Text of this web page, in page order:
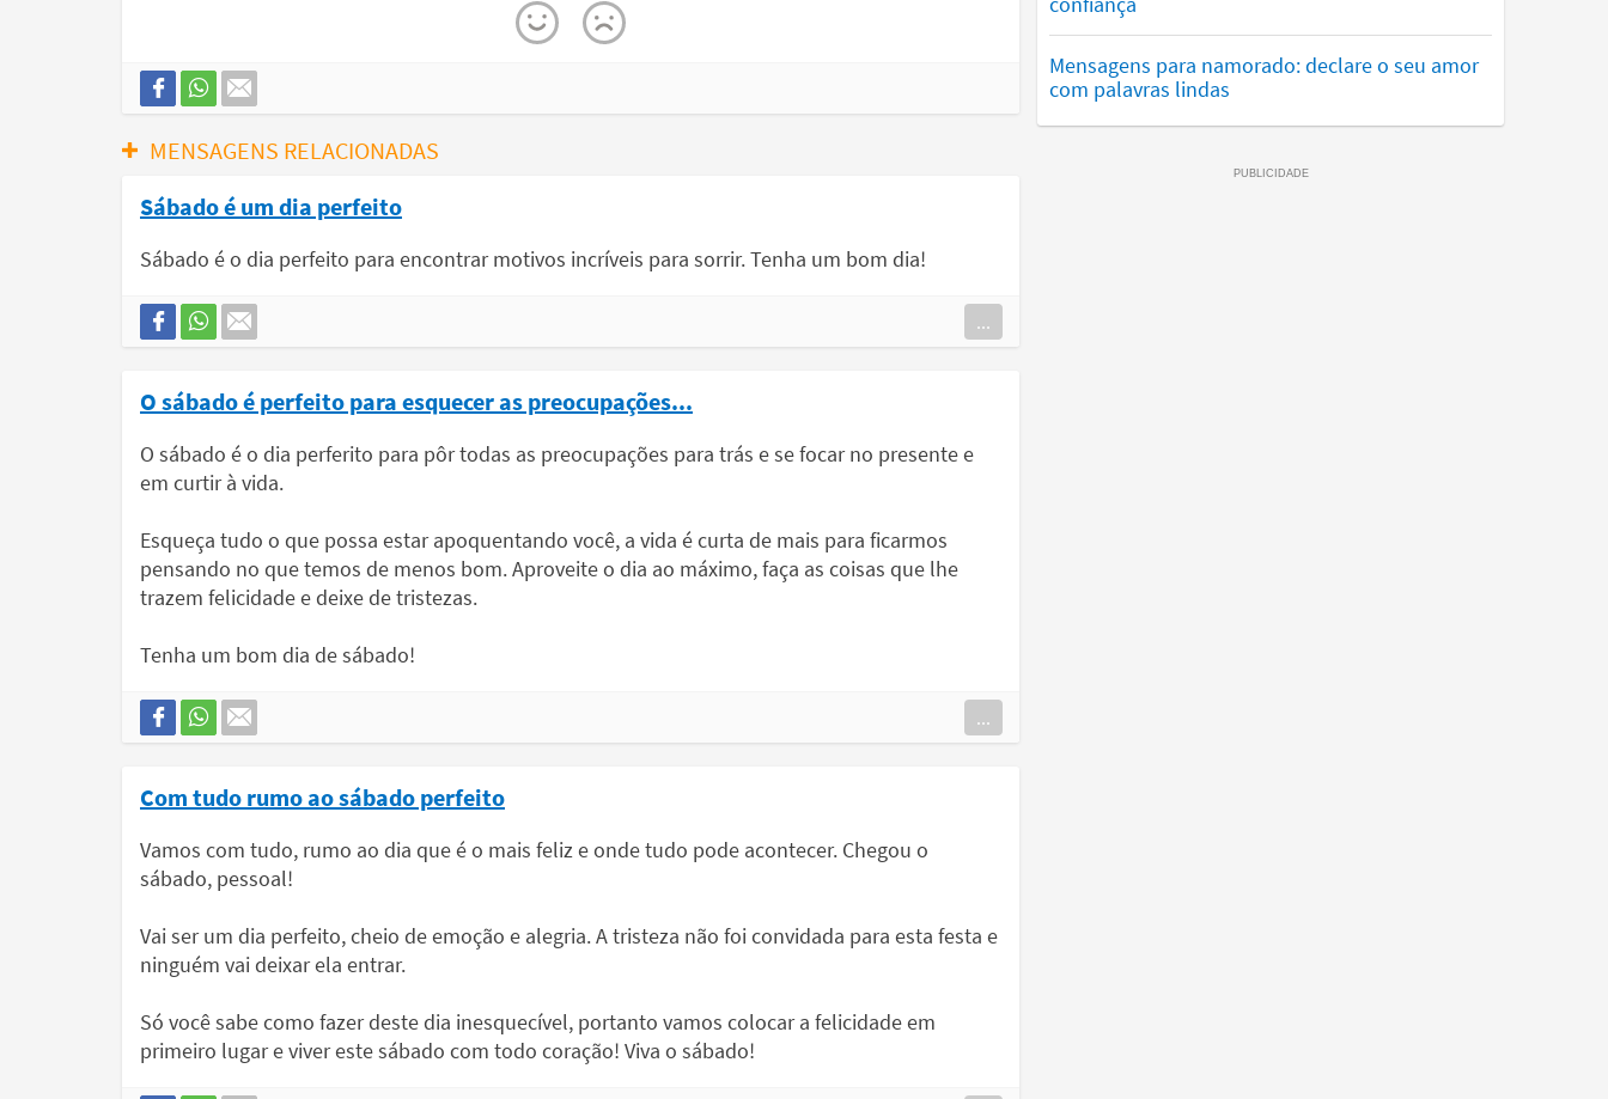
MENSAGENS RELACIONADAS
Sábado é um dia perfeito
Sábado é o dia perfeito para encontrar motivos incríveis para sorrir. Tenha um bom dia!
...
O sábado é perfeito para esquecer as preocupações...
O sábado é o dia perferito para pôr todas as preocupações para trás e se focar no presente e
em curtir à vida.
Esqueça tudo o que possa estar apoquentando você, a vida é curta de mais para ficarmos
pensando no que temos de menos bom. Aproveite o dia ao máximo, faça as coisas que lhe
trazem felicidade e deixe de tristezas.
Tenha um bom dia de sábado!
...
Com tudo rumo ao sábado perfeito
Vamos com tudo, rumo ao dia que é o mais feliz e onde tudo pode acontecer. Chegou o
sábado, pessoal!
Vai ser um dia perfeito, cheio de emoção e alegria. A tristeza não foi convidada para esta festa e
ninguém vai deixar ela entrar.
Só você sabe como fazer deste dia inesquecível, portanto vamos colocar a felicidade em
primeiro lugar e viver este sábado com todo coração! Viva o sábado!
Mensagens para namorado: declare o seu amor
com palavras lindas